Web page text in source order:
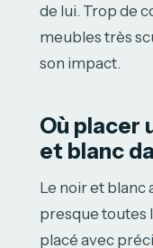
de lui. Trop de
meubles très
son impact.
Où placer
et blanc
Le noir et blanc
presque toutes
placé avec